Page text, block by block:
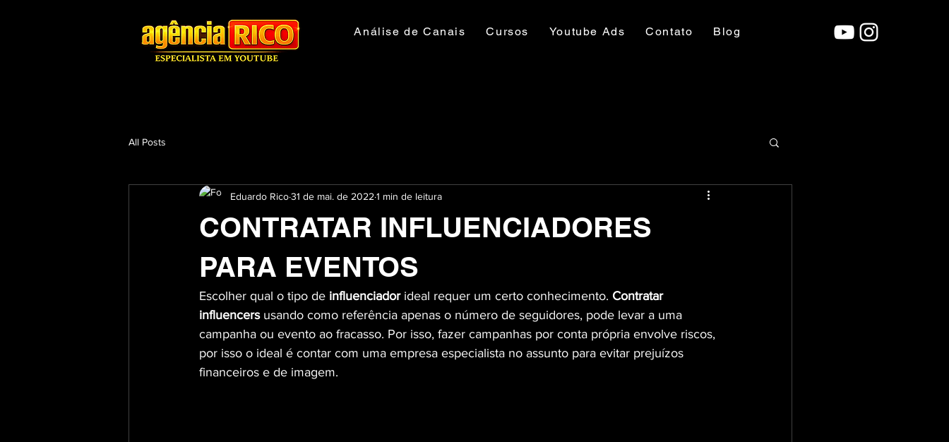
Análise de Canais Cursos Youtube Ads Contato Blog
All Posts
CONTRATAR INFLUENCIADORES
PARA EVENTOS
Eduardo Rico31 de mai. de 2022 1 min de leitura
Escolher qual o tipo de influenciador ideal requer um certo conhecimento. Contratar
influencers usando como referência apenas o número de seguidores, pode levar a uma
campanha ou evento ao fracasso. Por isso, fazer campanhas por conta própria envolve riscos,
por isso o ideal é contar com uma empresa especialista no assunto para evitar prejuízos
financeiros e de imagem.